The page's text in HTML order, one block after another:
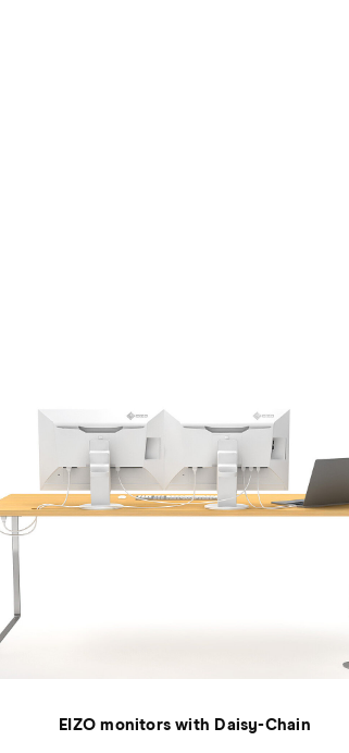
EIZO monitors with Daisy-Chain